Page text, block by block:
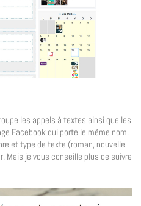
les appels à textes ainsi que les
Facebook qui porte le même nom.
et type de texte (roman, nouvelle
Mais je vous conseille plus de suivre